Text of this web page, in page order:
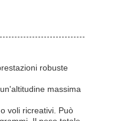
robuste
massima
voli ricreativi. Può